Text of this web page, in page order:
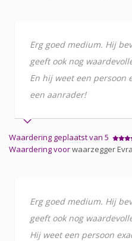
Erg goed medium. Hij
geeft ook nog
En hij weet een persoon
een aanrader!
Waardering geplaatst van 5
Waardering voorwaarzegger
Erg goed medium. Hij
geeft ook nog
Hij weet een persoon